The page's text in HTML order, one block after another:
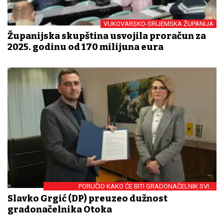
VUKOVARSKO-SRIJEMSKA ŽUPANIJA
Županijska skupština usvojila proračun za
2025. godinu od 170 milijuna eura
PORUČIO KAKO ĆE BITI GRADONAČELNIK SVIH
GRAĐANA
Slavko Grgić (DP) preuzeo dužnost
gradonačelnika Otoka